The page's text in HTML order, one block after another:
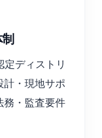
定ディストリ
計・現地サポ
務・監査要件